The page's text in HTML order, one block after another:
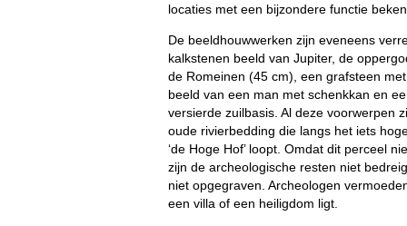
locaties met een bijzondere functie
De beeldhouwwerken zijn eveneens
kalkstenen beeld van Jupiter, de
de Romeinen (45 cm), een grafsteen
beeld van een man met schenkkan en
versierde zuilbasis. Al deze voorwerpen
oude rivierbedding die langs het iets
‘de Hoge Hof’ loopt. Omdat dit perceel
zijn de archeologische resten niet
niet opgegraven. Archeologen
een villa of een heiligdom ligt.